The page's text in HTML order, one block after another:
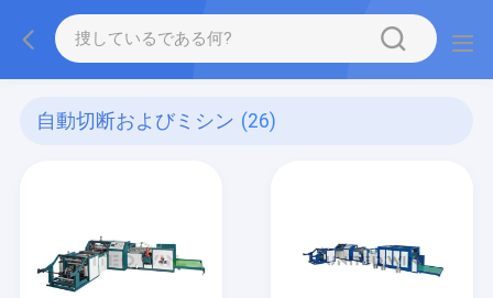
自動切断およびミシン (26)